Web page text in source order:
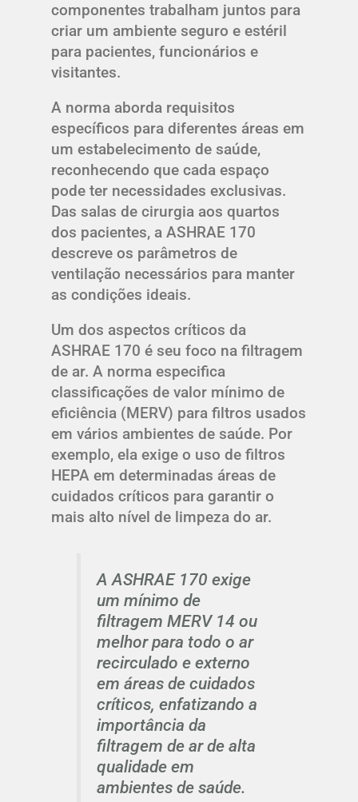
componentes trabalham juntos para
criar um ambiente seguro e estéril
para pacientes, funcionários e
visitantes.
A norma aborda requisitos
específicos para diferentes áreas em
um estabelecimento de saúde,
reconhecendo que cada espaço
pode ter necessidades exclusivas.
Das salas de cirurgia aos quartos
dos pacientes, a ASHRAE 170
descreve os parâmetros de
ventilação necessários para manter
as condições ideais.
Um dos aspectos críticos da
ASHRAE 170 é seu foco na filtragem
de ar. A norma especifica
classificações de valor mínimo de
eficiência (MERV) para filtros usados
em vários ambientes de saúde. Por
exemplo, ela exige o uso de filtros
HEPA em determinadas áreas de
cuidados críticos para garantir o
mais alto nível de limpeza do ar.
A ASHRAE 170 exige
um mínimo de
filtragem MERV 14 ou
melhor para todo o ar
recirculado e externo
em áreas de cuidados
críticos, enfatizando a
importância da
filtragem de ar de alta
qualidade em
ambientes de saúde.